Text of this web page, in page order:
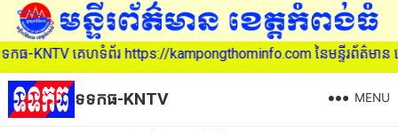
https://kampongthominfo.com នៃមន្ទីរព័ត៌មាន ខេត្តកំពង់ធំ (សូមអ
ទទកធ-KNTV MENU